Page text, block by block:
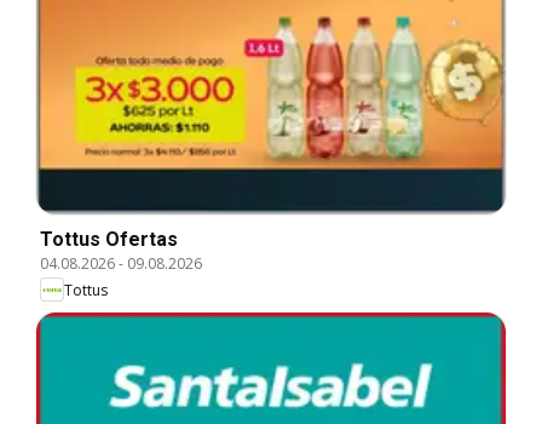
Tottus Ofertas
04.08.2026- 09.08.2026
Tottus